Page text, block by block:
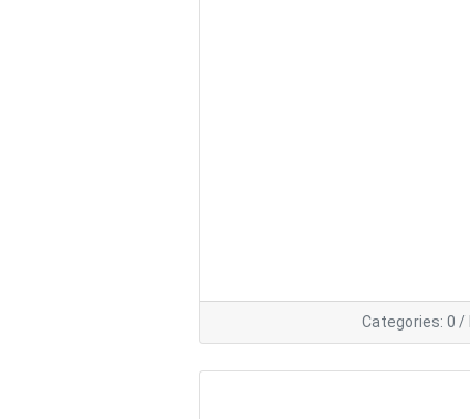
Categories: 0 /